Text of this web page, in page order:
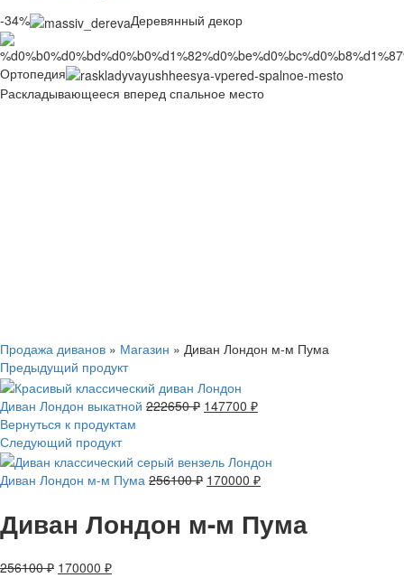
-34%
Деревянный декор
Ортопедия
Раскладывающееся вперед спальное место
Продажа диванов » Магазин » Диван Лондон м-м Пума
Предыдущий продукт
Диван Лондон выкатной 222650₽ 147700 ₽
Вернуться к продуктам
Следующий продукт
Диван Лондон м-м Пума 256100₽ 170000 ₽
Диван Лондон м-м Пума
256100₽ 170000 ₽